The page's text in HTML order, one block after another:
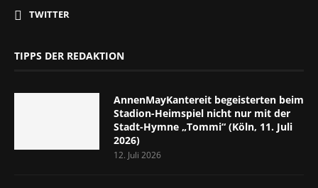
TWITTER
TIPPS DER REDAKTION
AnnenMayKantereit begeisterten beim
Stadion-Heimspiel nicht nur mit der
Stadt-Hymne „Tommi“ (Köln, 11. Juli
2026)
12. Juli 2026